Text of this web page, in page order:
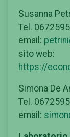
Susanna
Tel.
email:
sito web:
https://
Simona De
Tel.
email: